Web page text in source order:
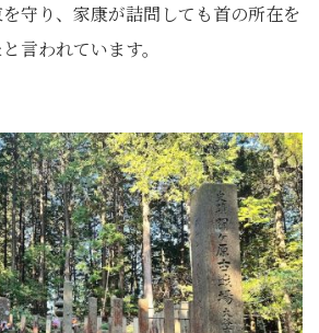
守り、家康が詰問しても首の所在を
言われています。